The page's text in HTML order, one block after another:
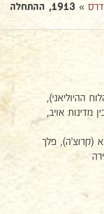
»
1913, ההתחלה
21 ו 23 באוגוסט 1914 (עפ"י הלוח ההיוליאני),
אויב,
(קרוצ'ה), פלך